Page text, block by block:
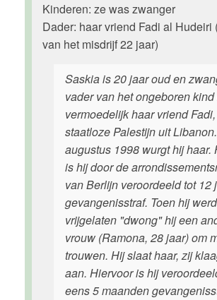
Kinderen: ze was zwanger
Dader: haar vriend Fadi al Hudeiri
van het misdrijf 22 jaar)
Saskia is 20 jaar oud en
vader van het ongeboren
vermoedelijk haar vriend
staatloze Palestijn uit
augustus 1998 wurgt hij haar.
is hij door de
van Berlijn veroordeeld tot 12
gevangenisstraf. Toen hij werd
vrijgelaten "dwong" hij een
vrouw (Ramona, 28 jaar) om
trouwen. Hij slaat haar, zij
aan. Hiervoor is hij
eens 5 maanden